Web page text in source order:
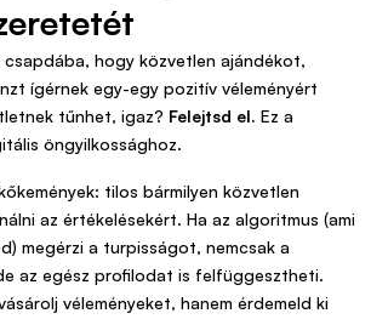
csapdába, hogy közvetlen ajándékot,
ígérnek egy-egy pozitív véleményért
tűnhet, igaz? Felejtsd el. Ez a
öngyilkossághoz.
tilos bármilyen közvetlen
az értékelésekért. Ha az algoritmus (ami
megérzi a turpisságot, nemcsak a
az egész profilodat is felfüggesztheti.
véleményeket, hanem érdemeld ki